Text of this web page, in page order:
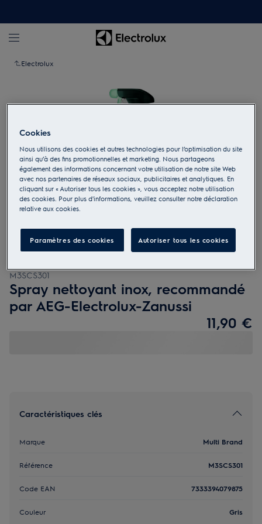
Electrolux
Appuyez pour zoomer
M3SCS301
Spray nettoyant inox, recommandé
par AEG-Electrolux-Zanussi
11,90 €
Caractéristiques clés
Marque Multi Brand
Référence M3SCS301
Code EAN 7333394079875
Couleur Gris
Cookies
Nous utilisons des cookies et autres technologies pour l’optimisation du site
ainsi qu’à des fins promotionnelles et marketing. Nous partageons
également des informations concernant votre utilisation de notre site Web
avec nos partenaires de réseaux sociaux, publicitaires et analytiques. En
cliquant sur « Autoriser tous les cookies », vous acceptez notre utilisation
des cookies. Pour plus d'informations, veuillez consulter notre déclaration
relative aux cookies.
Paramètres des cookies Autoriser tous les cookies